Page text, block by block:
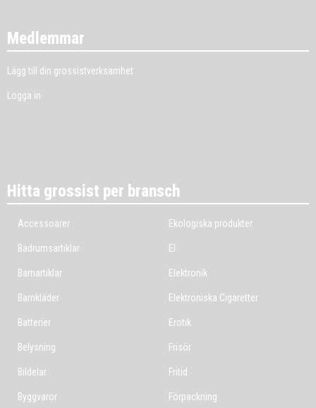
Medlemmar
Lägg till din grossistverksamhet
Logga in
Hitta grossist per bransch
Accessoarer
Badrumsartiklar
Barnartiklar
Barnkläder
Batterier
Belysning
Bildelar
Byggvaror
Ekologiska produkter
El
Elektronik
Elektroniska Cigaretter
Erotik
Frisör
Fritid
Förpackning